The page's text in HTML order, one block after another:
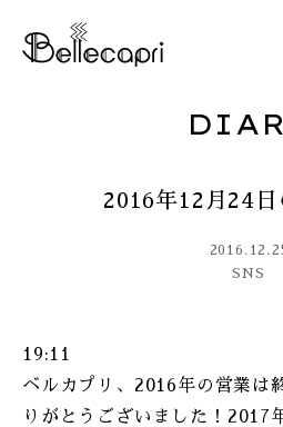
ABOUT
ACCESS
DIARY
2016年12月24日
SNS
19:11
ベルカプリ、2016年の営業は
りがとうございました！2017